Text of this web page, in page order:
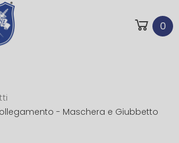
mobile 0
- Maschera e Giubbetto